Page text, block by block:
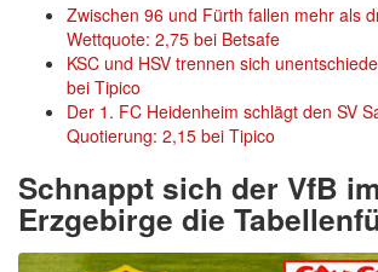
Zwischen 96 und Fürth fallen mehr als
Wettquote: 2,75 bei Betsafe
KSC und HSV trennen sich
bei Tipico
Der 1. FC Heidenheim schlägt den SV
Quotierung: 2,15 bei Tipico
Schnappt sich der VfB
Erzgebirge die